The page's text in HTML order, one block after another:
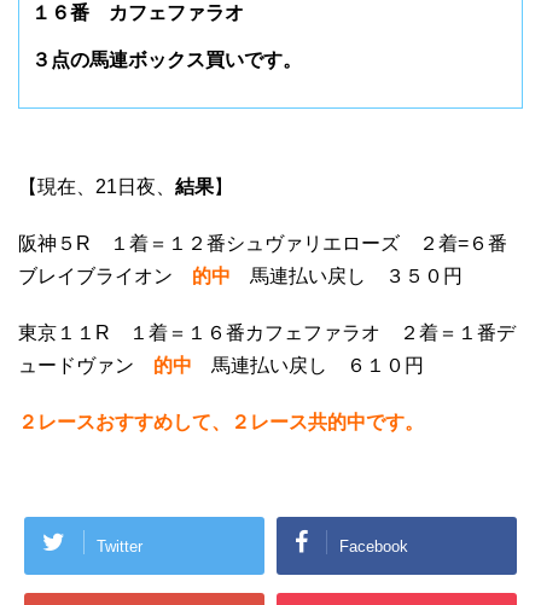
１６番 カフェファラオ
３点の馬連ボックス買いです。
【現在、21日夜、 結果】
阪神５R １着＝１２番シュヴァリエローズ ２着=６番
ブレイブライオン 的中 馬連払い戻し ３５０円
東京１１R １着＝１６番カフェファラオ ２着＝１番デ
ュードヴァン 的中 馬連払い戻し ６１０円
２レースおすすめして、２レース共的中です。
Twitter Facebook